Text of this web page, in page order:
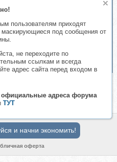
пользователям приходят
маскирующиеся под сообщения от
не переходите по
ссылкам и всегда
адрес сайта перед входом в
официальные адреса форума
ТУТ
Сумка Прямоугольник
Стёганный жакет (Вера
Платье с круглой кокеткой
ремонт, 2015
Автоэлектрик
(Борис Ростовский)>
оферта
и начни экономить!